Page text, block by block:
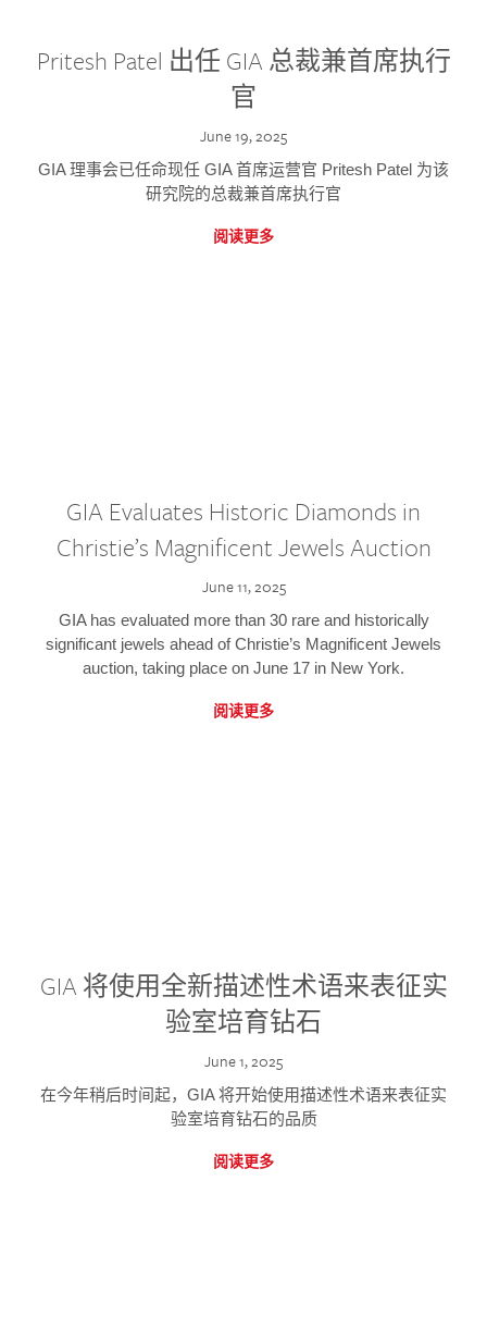
Pritesh Patel 出任 GIA 总裁兼首席执行
官
June 19, 2025
GIA 理事会已任命现任 GIA 首席运营官 Pritesh Patel 为该
研究院的总裁兼首席执行官
阅读更多
GIA Evaluates Historic Diamonds in
Christie’s Magnificent Jewels Auction
June 11, 2025
GIA has evaluated more than 30 rare and historically
significant jewels ahead of Christie’s Magnificent Jewels
auction, taking place on June 17 in New York.
阅读更多
GIA 将使用全新描述性术语来表征实
验室培育钻石
June 1, 2025
在今年稍后时间起，GIA 将开始使用描述性术语来表征实
验室培育钻石的品质
阅读更多